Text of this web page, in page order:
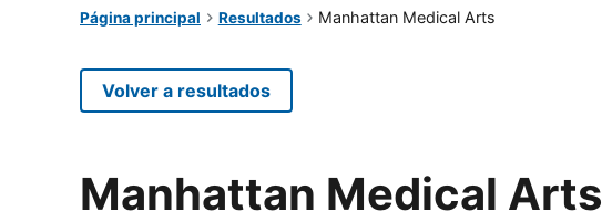
Página principal Resultados Manhattan Medical Arts
Volver a resultados
Manhattan Medical Arts